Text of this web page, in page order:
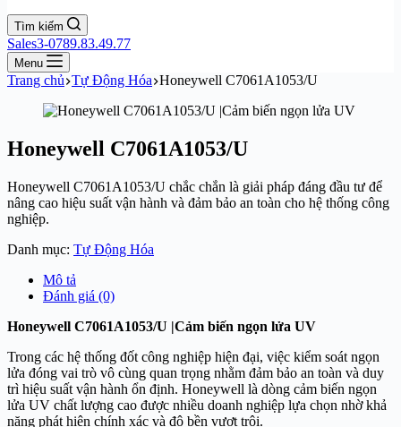
Tìm kiếm
Sales3-0789.83.49.77
Menu
Trang chủ Tự Động Hóa Honeywell C7061A1053/U
Honeywell C7061A1053/U
Honeywell C7061A1053/U chắc chắn là giải pháp đáng đầu tư để
nâng cao hiệu suất vận hành và đảm bảo an toàn cho hệ thống công
nghiệp.
Danh mục: Tự Động Hóa
Mô tả
Đánh giá (0)
Honeywell C7061A1053/U |Cảm biến ngọn lửa UV
Trong các hệ thống đốt công nghiệp hiện đại, việc kiểm soát ngọn
lửa đóng vai trò vô cùng quan trọng nhằm đảm bảo an toàn và duy
trì hiệu suất vận hành ổn định. Honeywell là dòng cảm biến ngọn
lửa UV chất lượng cao được nhiều doanh nghiệp lựa chọn nhờ khả
năng phát hiện chính xác và độ bền vượt trội.